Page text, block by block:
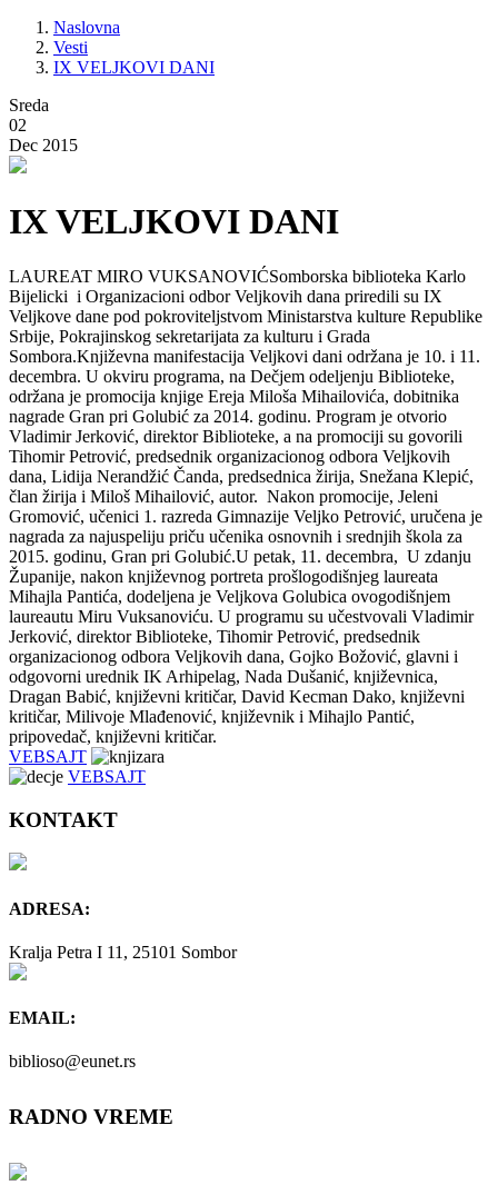
Naslovna
Vesti
IX VELJKOVI DANI
Sreda
02
Dec 2015
IX VELJKOVI DANI
LAUREAT MIRO VUKSANOVIĆSomborska biblioteka Karlo
Bijelicki i Organizacioni odbor Veljkovih dana priredili su IX
Veljkove dane pod pokroviteljstvom Ministarstva kulture Republike
Srbije, Pokrajinskog sekretarijata za kulturu i Grada
Sombora.Književna manifestacija Veljkovi dani održana je 10. i 11.
decembra. U okviru programa, na Dečjem odeljenju Biblioteke,
održana je promocija knjige Ereja Miloša Mihailovića, dobitnika
nagrade Gran pri Golubić za 2014. godinu. Program je otvorio
Vladimir Jerković, direktor Biblioteke, a na promociji su govorili
Tihomir Petrović, predsednik organizacionog odbora Veljkovih
dana, Lidija Nerandžić Čanda, predsednica žirija, Snežana Klepić,
član žirija i Miloš Mihailović, autor. Nakon promocije, Jeleni
Gromović, učenici 1. razreda Gimnazije Veljko Petrović, uručena je
nagrada za najuspeliju priču učenika osnovnih i srednjih škola za
2015. godinu, Gran pri Golubić.U petak, 11. decembra, U zdanju
Županije, nakon književnog portreta prošlogodišnjeg laureata
Mihajla Pantića, dodeljena je Veljkova Golubica ovogodišnjem
laureautu Miru Vuksanoviću. U programu su učestvovali Vladimir
Jerković, direktor Biblioteke, Tihomir Petrović, predsednik
organizacionog odbora Veljkovih dana, Gojko Božović, glavni i
odgovorni urednik IK Arhipelag, Nada Dušanić, književnica,
Dragan Babić, književni kritičar, David Kecman Dako, književni
kritičar, Milivoje Mlađenović, književnik i Mihajlo Pantić,
pripovedač, književni kritičar.
VEBSAJT
VEBSAJT
KONTAKT
ADRESA:
Kralja Petra I 11, 25101 Sombor
EMAIL:
biblioso@eunet.rs
RADNO VREME